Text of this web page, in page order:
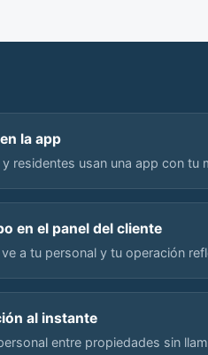
la app
y residentes usan una app con tu
en el panel del cliente
ve a tu personal y tu operación
al instante
entre propiedades sin